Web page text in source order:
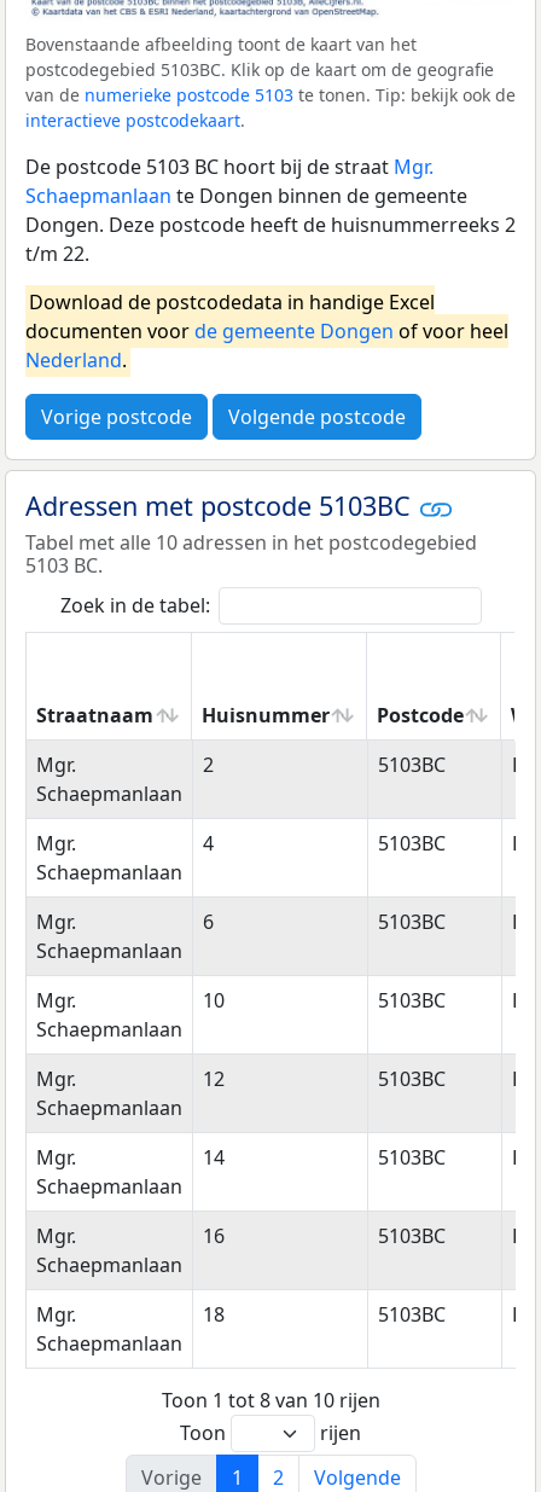
Bovenstaande afbeelding toont de kaart van het
postcodegebied 5103BC. Klik op de kaart om de geografie
van de numerieke postcode 5103 te tonen. Tip: bekijk ook de
interactieve postcodekaart.
De postcode 5103 BC hoort bij de straat Mgr.
Schaepmanlaan te Dongen binnen de gemeente
Dongen. Deze postcode heeft de huisnummerreeks 2
t/m 22.
Download de postcodedata in handige Excel
documenten voorde gemeente Dongen of voor heel
Nederland.
Vorige postcode Volgende postcode
Adressen met postcode 5103BC
Tabel met alle 10 adressen in het postcodegebied
5103 BC.
Zoek in de tabel:
Straatnaam Huisnummer Postcode
Straatnaam
Huisnummer Postcode
Mgr.
Schaepmanlaan
2 5103BC
Mgr.
Schaepmanlaan
4 5103BC
Mgr.
Schaepmanlaan
6 5103BC
Mgr.
Schaepmanlaan
10 5103BC
Mgr.
Schaepmanlaan
12 5103BC
Mgr.
Schaepmanlaan
14 5103BC
Mgr.
Schaepmanlaan
16 5103BC
Mgr.
Schaepmanlaan
18 5103BC
Toon 1 tot 8 van 10 rijen
Toon
rijen
Vorige
1 2 Volgende